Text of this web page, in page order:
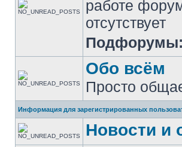
работе
отсутствует
Подфорумы:
Обо всём
Просто
Информация для зарегистрированных
Новости и